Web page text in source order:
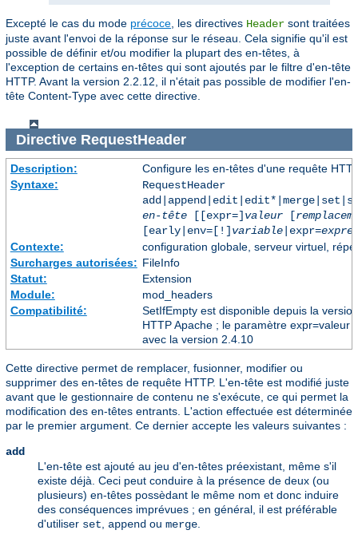
Excepté le cas du mode précoce , les directives Header sont traitées
juste avant l'envoi de la réponse sur le réseau. Cela signifie qu'il est
possible de définir et/ou modifier la plupart des en-têtes, à
l'exception de certains en-têtes qui sont ajoutés par le filtre d'en-tête
HTTP. Avant la version 2.2.12, il n'était pas possible de modifier l'en-
tête Content-Type avec cette directive.
Directive RequestHeader
Description:
Configure les en-têtes d'une requête
Syntaxe:
RequestHeader
en-tête[[expr=] valeur[
[early|env=[!] variable|expr=
Contexte:
configuration globale, serveur virtuel,
Surcharges autorisées: FileInfo
Statut:
Extension
Module:
mod_headers
Compatibilité:
SetIfEmpty est disponible depuis la
HTTP Apache ; le paramètre expr=valeur
avec la version 2.4.10
Cette directive permet de remplacer, fusionner, modifier ou
supprimer des en-têtes de requête HTTP. L'en-tête est modifié juste
avant que le gestionnaire de contenu ne s'exécute, ce qui permet la
modification des en-têtes entrants. L'action effectuée est déterminée
par le premier argument. Ce dernier accepte les valeurs suivantes :
add
L'en-tête est ajouté au jeu d'en-têtes préexistant, même s'il
existe déjà. Ceci peut conduire à la présence de deux (ou
plusieurs) en-têtes possèdant le même nom et donc induire
des conséquences imprévues ; en général, il est préférable
d'utiliser set append ou merge